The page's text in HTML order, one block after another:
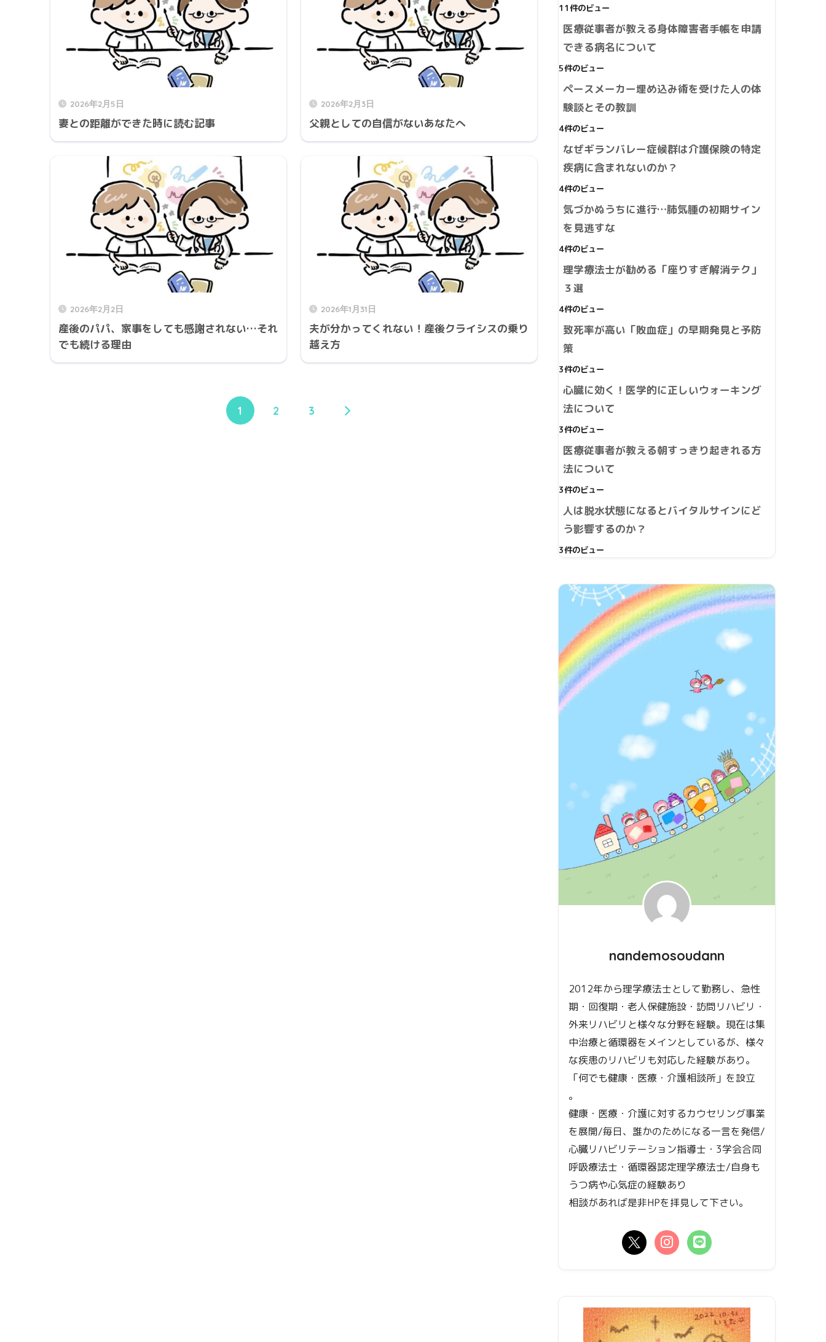
2026年2月5日
妻との距離ができた時に読む記事
2026年2月3日
父親としての自信がないあなたへ
2026年2月2日
産後のパパ、家事をしても感謝されない…それ
でも続ける理由
2026年1月31日
夫が分かってくれない！産後クライシスの乗り
越え方
1 2 3
11件のビュー
医療従事者が教える身体障害者手帳を申請
できる病名について
5件のビュー
ペースメーカー埋め込み術を受けた人の体
験談とその教訓
4件のビュー
なぜギランバレー症候群は介護保険の特定
疾病に含まれないのか？
4件のビュー
気づかぬうちに進行…肺気腫の初期サイン
を見逃すな
4件のビュー
理学療法士が勧める「座りすぎ解消テク」
３選
4件のビュー
致死率が高い「敗血症」の早期発見と予防
策
3件のビュー
心臓に効く！医学的に正しいウォーキング
法について
3件のビュー
医療従事者が教える朝すっきり起きれる方
法について
3件のビュー
人は脱水状態になるとバイタルサインにど
う影響するのか？
3件のビュー
nandemosoudann
2012年から理学療法士として勤務し、急性
期・回復期・老人保健施設・訪問リハビリ・
外来リハビリと様々な分野を経験。現在は集
中治療と循環器をメインとしているが、様々
な疾患のリハビリも対応した経験があり。
「何でも健康・医療・介護相談所」を設立
。
健康・医療・介護に対するカウセリング事業
を展開/毎日、誰かのためになる一言を発信/
心臓リハビリテーション指導士・3学会合同
呼吸療法士・循環器認定理学療法士/自身も
うつ病や心気症の経験あり
相談があれば是非HPを拝見して下さい。